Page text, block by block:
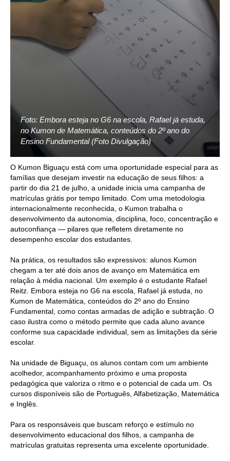
Foto: Embora esteja no G6 na escola, Rafael já estuda,
no Kumon de Matemática, conteúdos do 2º ano do
Ensino Fundamental (Foto Divulgação)
O Kumon Biguaçu está com uma oportunidade especial para as
famílias que desejam investir na educação de seus filhos: a
partir do dia 21 de julho, a unidade inicia uma campanha de
matrículas grátis por tempo limitado. Com uma metodologia
internacionalmente reconhecida, o Kumon trabalha o
desenvolvimento da autonomia, disciplina, foco, concentração e
autoconfiança — pilares que refletem diretamente no
desempenho escolar dos estudantes.
Na prática, os resultados são expressivos: alunos Kumon
chegam a ter até dois anos de avanço em Matemática em
relação à média nacional. Um exemplo é o estudante Rafael
Reitz. Embora esteja no G6 na escola, Rafael já estuda, no
Kumon de Matemática, conteúdos do 2º ano do Ensino
Fundamental, como contas armadas de adição e subtração. O
caso ilustra como o método permite que cada aluno avance
conforme sua capacidade individual, sem as limitações da série
escolar.
Na unidade de Biguaçu, os alunos contam com um ambiente
acolhedor, acompanhamento próximo e uma proposta
pedagógica que valoriza o ritmo e o potencial de cada um. Os
cursos disponíveis são de Português, Alfabetização, Matemática
e Inglês.
Para os responsáveis que buscam reforço e estímulo no
desenvolvimento educacional dos filhos, a campanha de
matrículas gratuitas representa uma excelente oportunidade.